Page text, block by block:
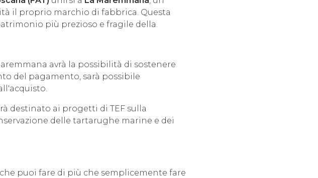
il proprio marchio di fabbrica. Questa
più prezioso e fragile della.
avrà la possibilità di sostenere
del pagamento, sarà possibile
destinato ai progetti di TEF sulla
delle tartarughe marine e dei
puoi fare di più che semplicemente fare